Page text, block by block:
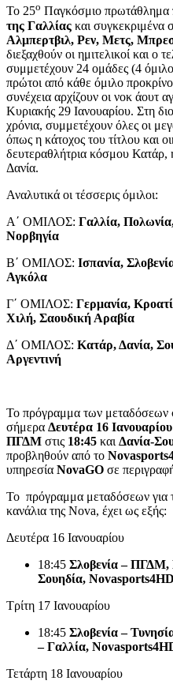
Το 25ο Παγκόσμιο πρωτάθλημα
της Γαλλίας και συγκεκριμένα
Αλμπερτβιλ, Ρεν, Μετς,
διεξαχθούν οι ημιτελικοί και ο
συμμετέχουν 24 ομάδες (4
πρώτοι από κάθε όμιλο
συνέχεια αρχίζουν οι νοκ άουτ
Κυριακής 29 Ιανουαρίου. Στη
χρόνια, συμμετέχουν όλες οι
όπως η κάτοχος του τίτλου και
δευτεραθλήτρια κόσμου Κατάρ,
Δανία.
Αναλυτικά οι τέσσερις όμιλοι:
Α΄ ΟΜΙΛΟΣ: Γαλλία,
Νορβηγία
Β΄ ΟΜΙΛΟΣ: Ισπανία,
Αγκόλα
Γ΄ ΟΜΙΛΟΣ: Γερμανία,
Χιλή, Σαουδική Αραβία
Δ΄ ΟΜΙΛΟΣ: Κατάρ, Δανία,
Αργεντινή
Το πρόγραμμα των μεταδόσεων
σήμερα Δευτέρα 16 Ιανουαρίου
ΠΓΔΜ στις 18:45 και Δανία-
προβληθούν από το Novasports
υπηρεσία NovaGO σε
Το πρόγραμμα μεταδόσεων για
κανάλια της Nova, έχει ως εξής:
Δευτέρα 16 Ιανουαρίου
18:45 Σλοβενία – ΠΓΔΜ,
Σουηδία, Novasports4HD
Τρίτη 17 Ιανουαρίου
18:45 Σλοβενία –
– Γαλλία, Novasports4
Τετάρτη 18 Ιανουαρίου